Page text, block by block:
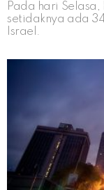
Pada hari
setidaknya ada
Israel.